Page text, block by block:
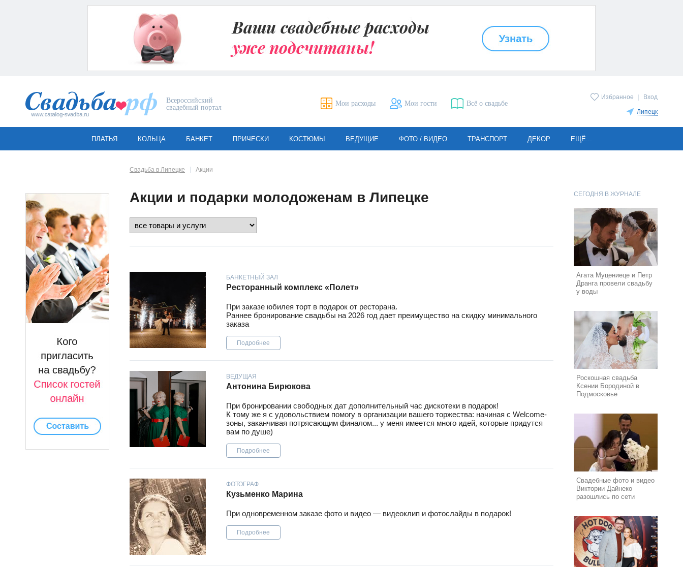
Всероссийский
свадебный портал
Избранное Вход
Липецк
Мои расходы Мои гости Всё о свадьбе
ПЛАТЬЯ КОЛЬЦА БАНКЕТ ПРИЧЕСКИ КОСТЮМЫ ВЕДУЩИЕ ФОТО / ВИДЕО ТРАНСПОРТ ДЕКОР ЕЩЁ...
Свадьба в Липецке Акции
Акции и подарки молодоженам в Липецке
БАНКЕТНЫЙ ЗАЛ
Ресторанный комплекс «Полет»
При заказе юбилея торт в подарок от ресторана.
Раннее бронирование свадьбы на 2026 год дает преимущество на скидку минимального
заказа
Подробнее
ВЕДУЩАЯ
Антонина Бирюкова
При бронировании свободных дат дополнительный час дискотеки в подарок!
К тому же я с удовольствием помогу в организации вашего торжества: начиная с Welcome-
зоны, заканчивая потрясающим финалом... у меня имеется много идей, которые придутся
вам по душе)
Подробнее
ФОТОГРАФ
Кузьменко Марина
При одновременном заказе фото и видео — видеоклип и фотослайды в подарок!
Подробнее
СЕГОДНЯ В ЖУРНАЛЕ
Агата Муцениеце и Петр
Дранга провели свадьбу
у воды
Роскошная свадьба
Ксении Бородиной в
Подмосковье
Свадебные фото и видео
Виктории Дайнеко
разошлись по сети